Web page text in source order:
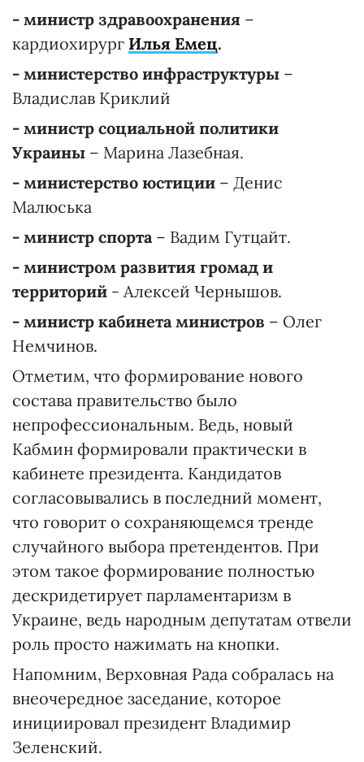
- министр здравоохранения –
кардиохирург Илья Емец.
- министерство инфраструктуры –
Владислав Криклий
- министр социальной политики
Украины – Марина Лазебная.
- министерство юстиции – Денис
Малюська
- министр спорта– Вадим Гутцайт.
- министром развития громад и
территорий - Алексей Чернышов.
- министр кабинета министров – Олег
Немчинов.
Отметим, что формирование нового
состава правительство было
непрофессиональным. Ведь, новый
Кабмин формировали практически в
кабинете президента. Кандидатов
согласовывались в последний момент,
что говорит о сохраняющемся тренде
случайного выбора претендентов. При
этом такое формирование полностью
дескридетирует парламентаризм в
Украине, ведь народным депутатам отвели
роль просто нажимать на кнопки.
Напомним, Верховная Рада собралась на
внеочередное заседание, которое
инициировал президент Владимир
Зеленский.